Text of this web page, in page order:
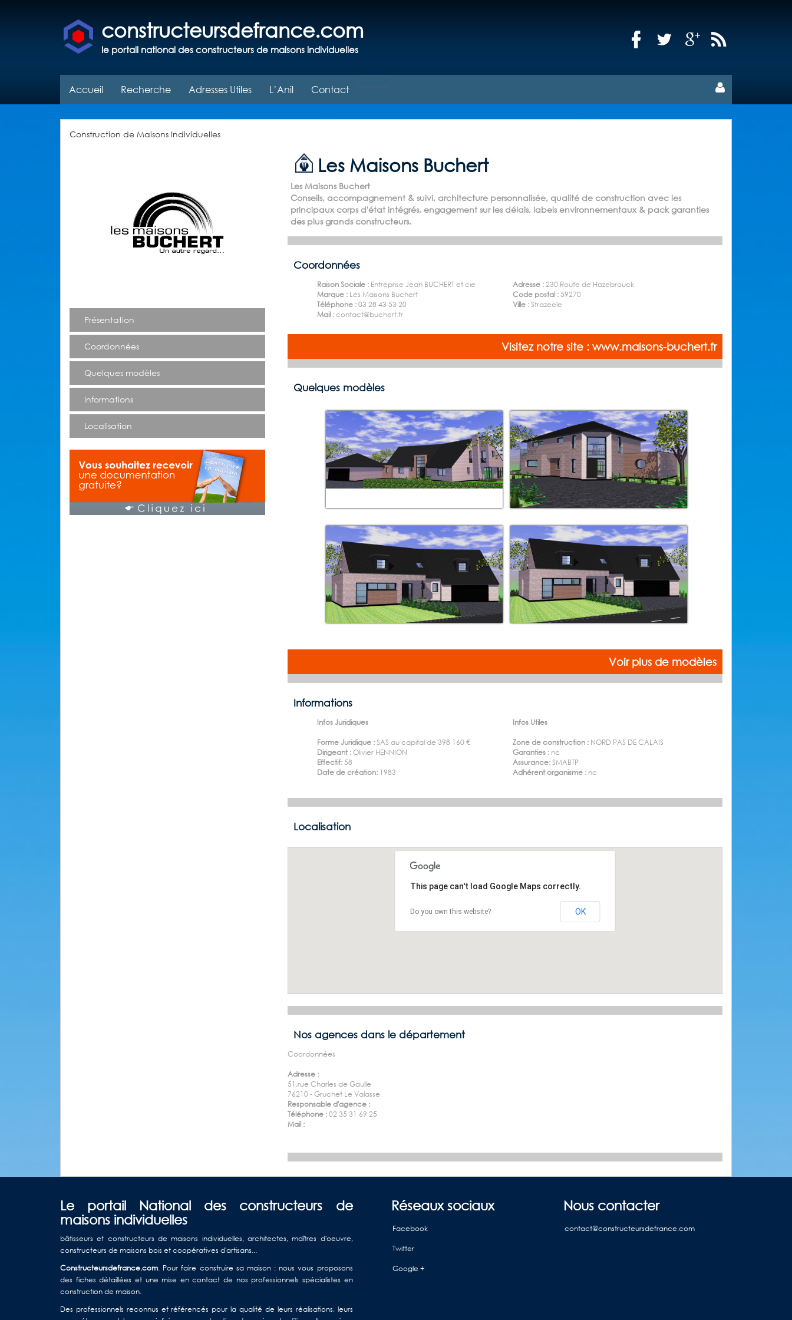
constructeursdefrance.com
le portail national des constructeurs de maisons individuelles
Accueil Recherche Adresses Utiles L’Anil Contact
Construction de Maisons Individuelles
Présentation
Coordonnées
Quelques modèles
Informations
Localisation
Les Maisons Buchert
Les Maisons Buchert
Conseils, accompagnement & suivi, architecture personnalisée, qualité de construction avec les
principaux corps d'état intégrés, engagement sur les délais, labels environnementaux & pack garanties
des plus grands constructeurs.
Coordonnées
Raison Sociale : Entreprise Jean BUCHERT et cie
Marque : Les Maisons Buchert
Téléphone :03 28 43 53 20
Mail :contact@buchert.fr
Adresse :230 Route de Hazebrouck
Code postal :59270
Ville :Strazeele
Visitez notre site : www.maisons-buchert.fr
Quelques modèles
Voir plus de modèles
Informations
Infos Juridiques
Forme Juridique :SAS au capital de 398 160 €
Dirigeant :Olivier HENNION
Effectif:58
Date de création: 1983
Infos Utiles
Zone de construction : NORD PAS DE CALAIS
Garanties : nc
Assurance:SMABTP
Adhérent organisme : nc
Localisation
This page can't load Google Maps correctly.
Do you own this website? OK
Nos agences dans le département
Coordonnées
Adresse :
51,rue Charles de Gaulle
76210 - Gruchet Le Valasse
Responsable d'agence :
Téléphone :02 35 31 69 25
Mail :
Le portail National des constructeurs de
maisons individuelles
bâtisseurs et constructeurs de maisons individuelles, architectes, maîtres d'oeuvre,
constructeurs de maisons bois et coopératives d'artisans...
Constructeursdefrance.com. Pour faire construire sa maison : nous vous proposons
des fiches détaillées et une mise en contact de nos professionnels spécialistes en
construction de maison.
Des professionnels reconnus et référencés pour la qualité de leurs réalisations, leurs
Réseaux sociaux
Facebook
Twitter
Google +
Nous contacter
contact@constructeursdefrance.com